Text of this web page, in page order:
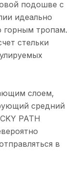
подошве с
идеально
горным тропам.
стельки
слоем,
средний
PATH
в